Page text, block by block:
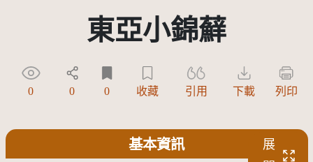
東亞小錦蘚
0 0 0 收藏 引用 下載 列印
基本資訊
展